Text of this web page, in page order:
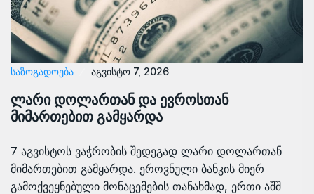
ᲡᲐᲖᲝᲒᲐᲓᲝᲔᲑᲐ აგვისტო 7, 2026
ლარი დოლართან და ევროსთან
მიმართებით გამყარდა
7 აგვისტოს ვაჭრობის შედეგად ლარი დოლართან
მიმართებით გამყარდა. ეროვნული ბანკის მიერ
გამოქვეყნებული მონაცემების თანახმად, ერთი აშშ